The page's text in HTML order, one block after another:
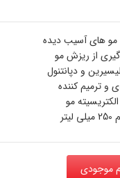
مو های آسیب دیده
از ریزش مو
و دپانتنول
و ترمیم کننده
مو
موجودی